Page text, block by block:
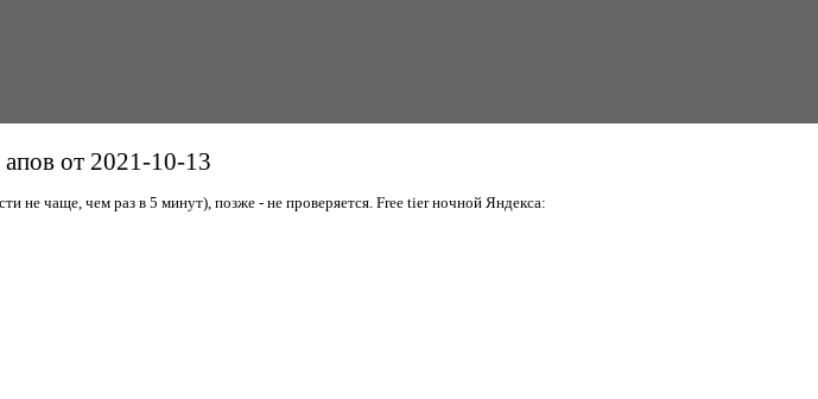
от 2021-10-13
не чаще, чем раз в 5 минут), позже - не проверяется. Free tier ночной Яндекса: